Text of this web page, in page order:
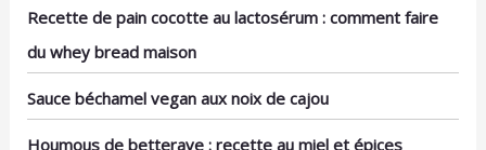
contamination croisée
avec notre brosse, en
repas ait le goût prévu.
brunch, le dîner, la fête,
d'assiettes est d'un
blanc éclatant avec une
Recette de pain cocotte au lactosérum : comment faire
du whey bread maison
Sauce béchamel vegan aux noix de cajou
Houmous de betterave : recette au miel et épices